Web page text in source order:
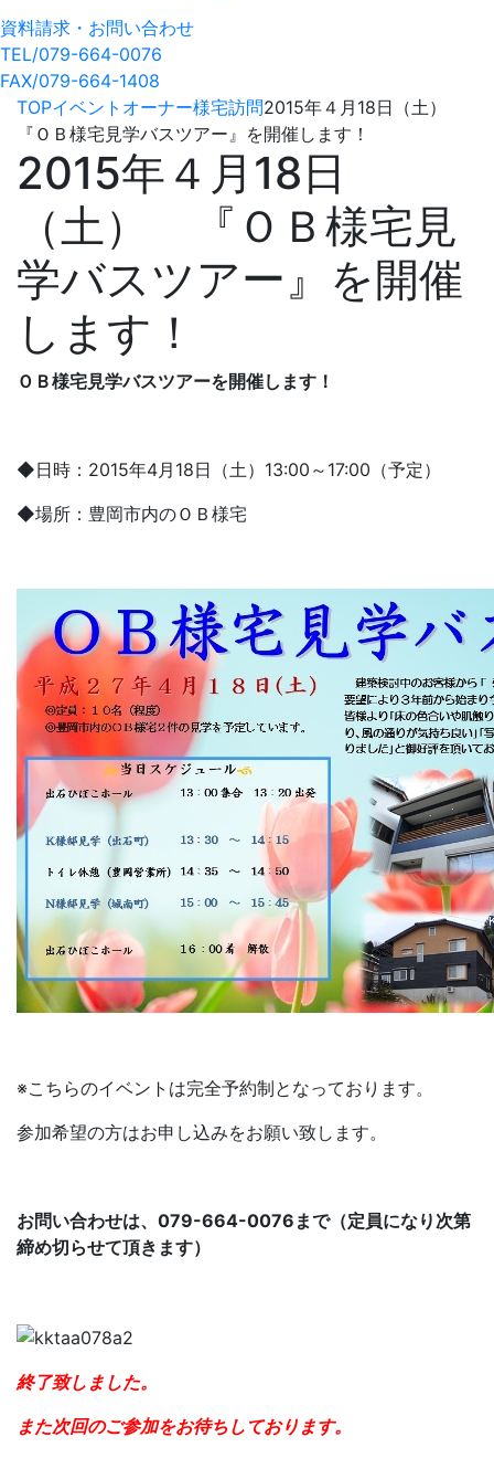
資料請求・お問い合わせ
TEL/079-664-0076
FAX/079-664-1408
TOPイベント オーナー様宅訪問2015年４月18日（土）
『ＯＢ様宅見学バスツアー』を開催します！
2015年４月18日
（土） 『ＯＢ様宅見
学バスツアー』を開催
します！
ＯＢ様宅見学バスツアーを開催します！
◆日時：2015年4月18日（土）13:00～17:00（予定）
◆場所：豊岡市内のＯＢ様宅
※こちらのイベントは完全予約制となっております。
参加希望の方はお申し込みをお願い致します。
お問い合わせは、079-664-0076まで（定員になり次第
締め切らせて頂きます）
終了致しました。
また次回のご参加をお待ちしております。